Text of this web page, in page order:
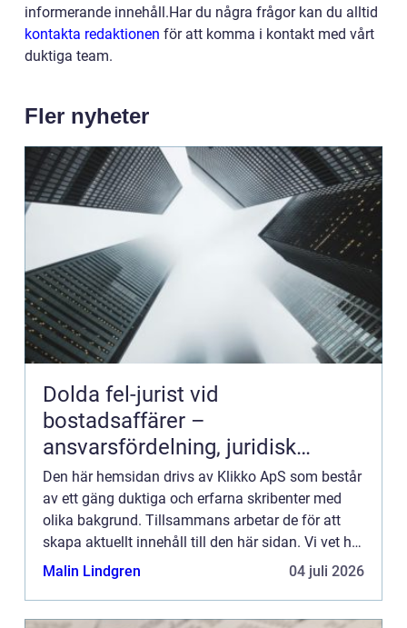
informerande innehåll.Har du några frågor kan du alltid
kontakta redaktionen för att komma i kontakt med vårt
duktiga team.
Fler nyheter
Dolda fel-jurist vid
bostadsaffärer –
ansvarsfördelning, juridisk
prövning och hantering av
fastighetstvister
Den här hemsidan drivs av Klikko ApS som består
av ett gäng duktiga och erfarna skribenter med
olika bakgrund. Tillsammans arbetar de för att
skapa aktuellt innehåll till den här sidan. Vi vet hur
utmanande det är att läsa och genomgå en
Malin Lindgren 04 juli 2026